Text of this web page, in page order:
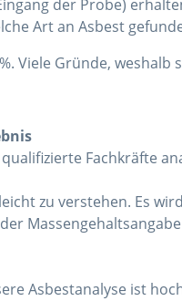
der Probe)
Art an Asbest
Viele Gründe, weshalb
Fachkräfte
zu verstehen. Es
Asbestanalyse ist